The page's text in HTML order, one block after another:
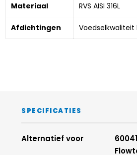
Materiaal RVS AISI 316L
Afdichtingen Voedselkwaliteit
SPECIFICATIES
Alternatief voor